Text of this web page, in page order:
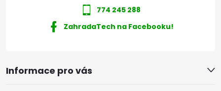
Informace pro vás
774 245 288
ZahradaTech na Facebooku!